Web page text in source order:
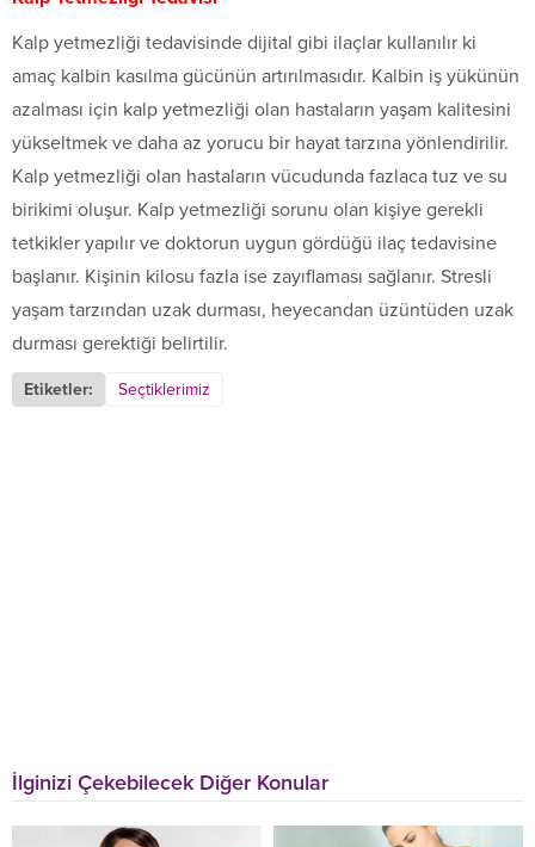
Kalp yetmezliği tedavisinde dijital gibi ilaçlar kullanılır ki
amaç kalbin kasılma gücünün artırılmasıdır. Kalbin iş yükünün
azalması için kalp yetmezliği olan hastaların yaşam kalitesini
yükseltmek ve daha az yorucu bir hayat tarzına yönlendirilir.
Kalp yetmezliği olan hastaların vücudunda fazlaca tuz ve su
birikimi oluşur. Kalp yetmezliği sorunu olan kişiye gerekli
tetkikler yapılır ve doktorun uygun gördüğü ilaç tedavisine
başlanır. Kişinin kilosu fazla ise zayıflaması sağlanır. Stresli
yaşam tarzından uzak durması, heyecandan üzüntüden uzak
durması gerektiği belirtilir.
Etiketler: Seçtiklerimiz
İlginizi Çekebilecek Diğer Konular